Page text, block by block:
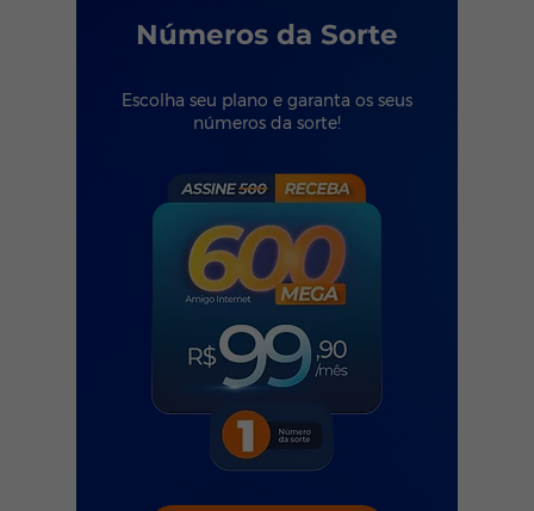
Números da Sorte
Escolha seu plano e garanta os seus
números da sorte!